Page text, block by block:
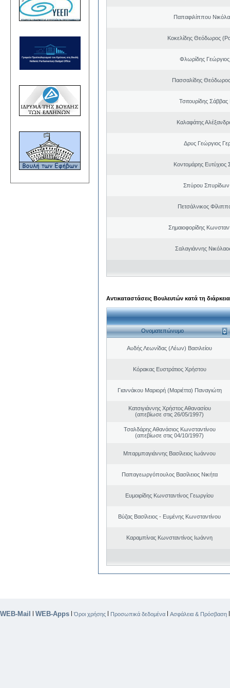
Παπαφιλίππου
Κοκελίδης Θεόδωρος
Φλωρίδης Γεώργιος
Πασσαλίδης
Τσιτουρίδης Σάββας
Καλαφάτης
Δρυς Γεώργιος
Κοντομάρης Ευτύχιος
Σπύρου Σπυρίδων
Πετσάλνικος
Σημαιοφορίδης
Σαλαγιάννης
Αντικαταστάσεις Βουλευτών κατά τη
Ονοματεπώνυμο
Αυδής Λεωνίδας (Λέων) Βασιλείου
Κόρακας Ευστράτιος Χρήστου
Γιαννάκου Μαριορή (Μαριέττα) Παναγιώτη
Κατσιγιάννης Χρήστος Αθανασίου
(απεβίωσε στις 26/05/1997)
Τσαλδάρης Αθανάσιος Κωνσταντίνου
(απεβίωσε στις 04/10/1997)
Μπαρμπαγιάννης Βασίλειος Ιωάννου
Παπαγεωργόπουλος Βασίλειος Νικήτα
Ευμοιρίδης Κωνσταντίνος Γεωργίου
Βύζας Βασίλειος - Ευμένης Κωνσταντίνου
Καραμπίνας Κωνσταντίνος Ιωάννη
WEB-Mail | WEB-Apps |Όροι χρήσης | Προσωπικά δεδομένα | Ασφάλεια & Πρόσβαση